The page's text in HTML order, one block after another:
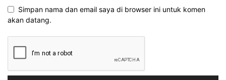
Simpan nama dan email saya di browser ini untuk komen
akan datang.